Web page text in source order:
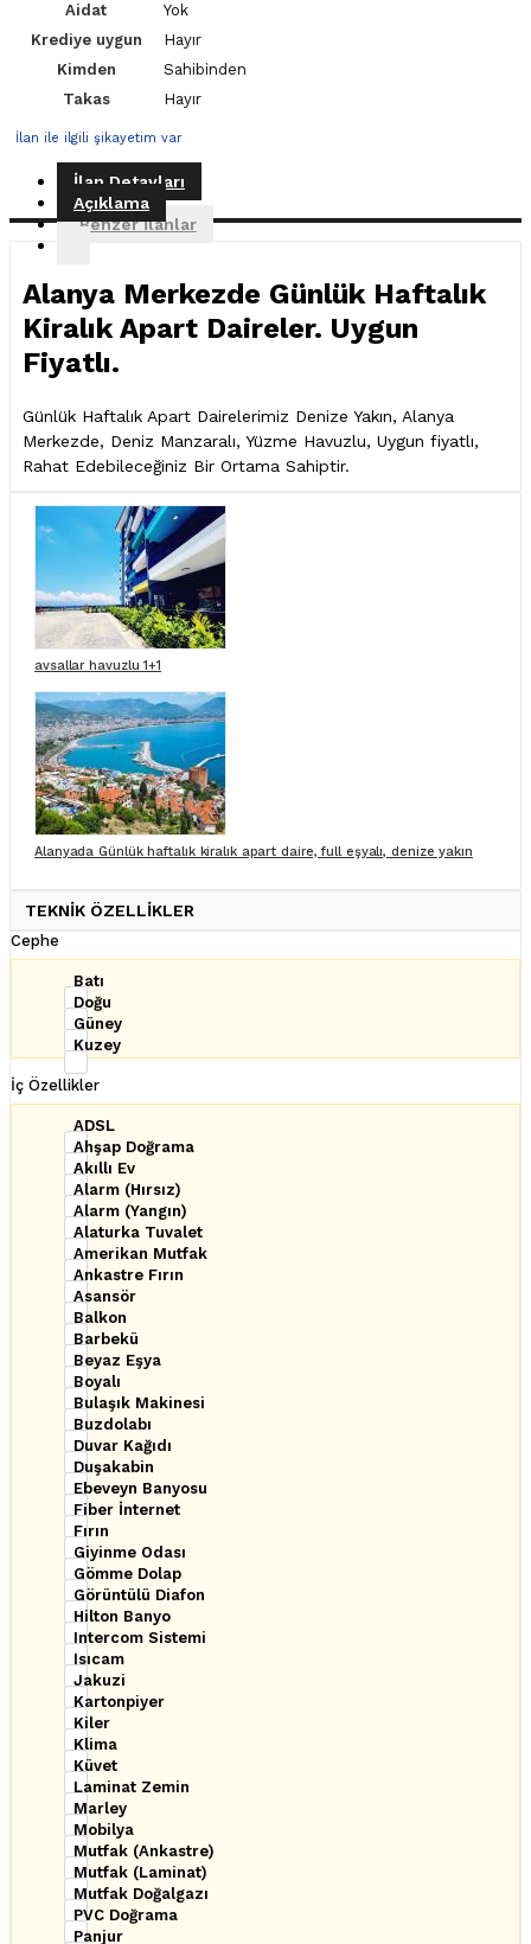
Aidat
Yok
Krediye uygun
Hayır
Kimden
Sahibinden
Takas
Hayır
İlan ile ilgili şikayetim var
İlan Detayları
Açıklama
Benzer İlanlar
Alanya Merkezde Günlük Haftalık
Kiralık Apart Daireler. Uygun
Fiyatlı.
Günlük Haftalık Apart Dairelerimiz Denize Yakın, Alanya
Merkezde, Deniz Manzaralı, Yüzme Havuzlu, Uygun fiyatlı,
Rahat Edebileceğiniz Bir Ortama Sahiptir.
avsallar havuzlu 1+1
Alanyada Günlük haftalık kiralık apart daire, full eşyalı, denize yakın
TEKNİK ÖZELLİKLER
Cephe
Batı
Doğu
Güney
Kuzey
İç Özellikler
ADSL
Ahşap Doğrama
Akıllı Ev
Alarm (Hırsız)
Alarm (Yangın)
Alaturka Tuvalet
Amerikan Mutfak
Ankastre Fırın
Asansör
Balkon
Barbekü
Beyaz Eşya
Boyalı
Bulaşık Makinesi
Buzdolabı
Duvar Kağıdı
Duşakabin
Ebeveyn Banyosu
Fiber İnternet
Fırın
Giyinme Odası
Gömme Dolap
Görüntülü Diafon
Hilton Banyo
Intercom Sistemi
Isıcam
Jakuzi
Kartonpiyer
Kiler
Klima
Küvet
Laminat Zemin
Marley
Mobilya
Mutfak (Ankastre)
Mutfak (Laminat)
Mutfak Doğalgazı
PVC Doğrama
Panjur